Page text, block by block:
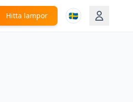
Hitta lampor 🇸🇪